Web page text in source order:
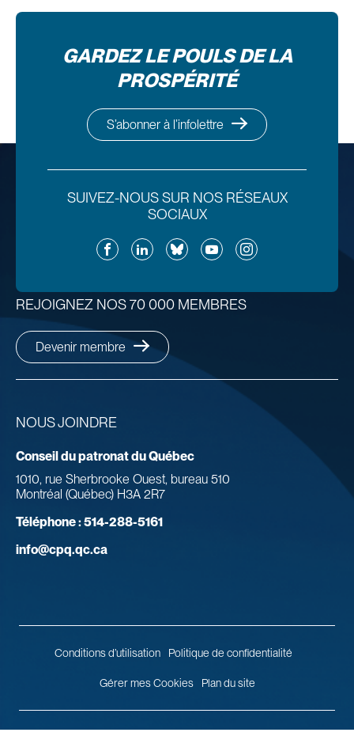
GARDEZ LE POULS DE LA
PROSPÉRITÉ
S’abonner à l’infolettre
SUIVEZ-NOUS SUR NOS RÉSEAUX
SOCIAUX
FacebookLinkedInBlueskyYouTubeInstagram
NOUS JOINDRE
Conseil du patronat du Québec
1010, rue Sherbrooke Ouest, bureau 510
Montréal (Québec) H3A 2R7
Téléphone :514-288-5161
info@cpq.qc.ca
REJOIGNEZ NOS 70 000 MEMBRES
Devenir membre
Conditions d’utilisation Politique de confidentialité
Gérer mes Cookies Plan du site